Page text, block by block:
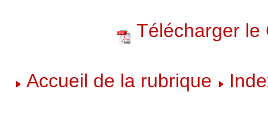
Télécharger le
Accueil de la rubrique